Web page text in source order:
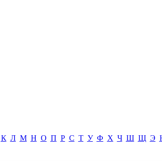
К Л М Н О П Р С Т У Ф Х Ч Ш Щ Э